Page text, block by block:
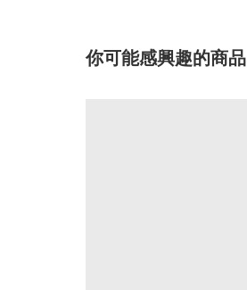
你可能感興趣的商品